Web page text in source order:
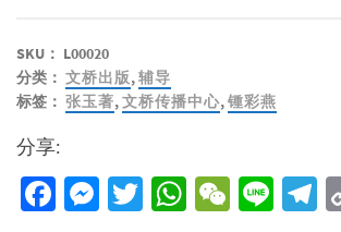
会
做
傻
数
量
SKU： L00020
分类： 文桥出版,辅导
标签： 张玉著,文桥传播中心,锺彩燕
分享:
Facebook
Messenger
Twitter
WhatsApp
WeChat
Line